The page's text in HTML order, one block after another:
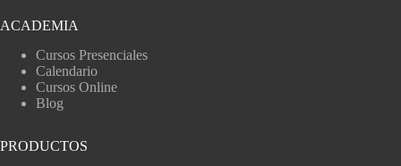
ACADEMIA
Cursos Presenciales
Calendario
Cursos Online
Blog
PRODUCTOS